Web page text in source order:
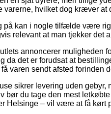
varerne, hvilket dog kræver
på kan i nogle tilfælde være
relevant at man tjekker
annoncerer muligheden
da det er forudsat at
varen sendt afsted forinden
sikrer levering uden
bør du tage den mest
Helsinge – vil være at få kørt